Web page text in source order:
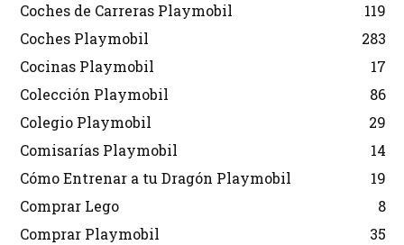
Coches de Carreras Playmobil
119
Coches Playmobil
283
Cocinas Playmobil
17
Colección Playmobil
86
Colegio Playmobil
29
Comisarías Playmobil
14
Cómo Entrenar a tu Dragón Playmobil
19
Comprar Lego
8
Comprar Playmobil
35